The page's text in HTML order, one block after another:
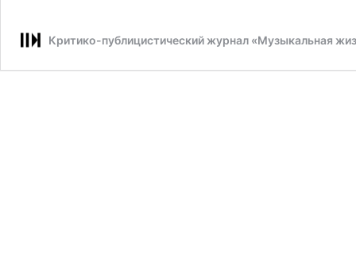
Критико-публицистический журнал «Музыкальная